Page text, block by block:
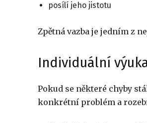
posílí jeho jistotu
Zpětná vazba je jedním z
Individuální
Pokud se některé chyby
konkrétní problém a